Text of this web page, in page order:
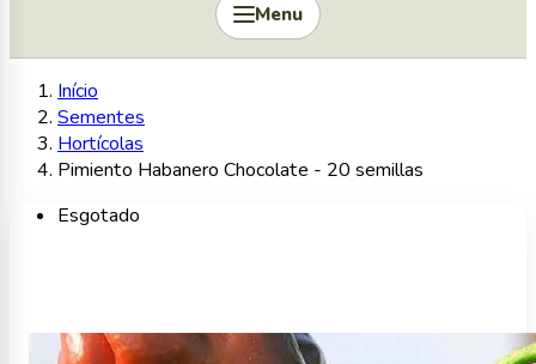
Menu
Início
Sementes
Hortícolas
Pimiento Habanero Chocolate - 20 semillas
Esgotado